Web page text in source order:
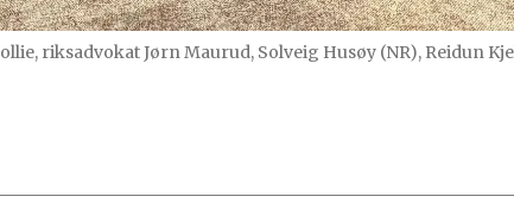
riksadvokat Jørn Maurud, Solveig Husøy (NR), Reidun